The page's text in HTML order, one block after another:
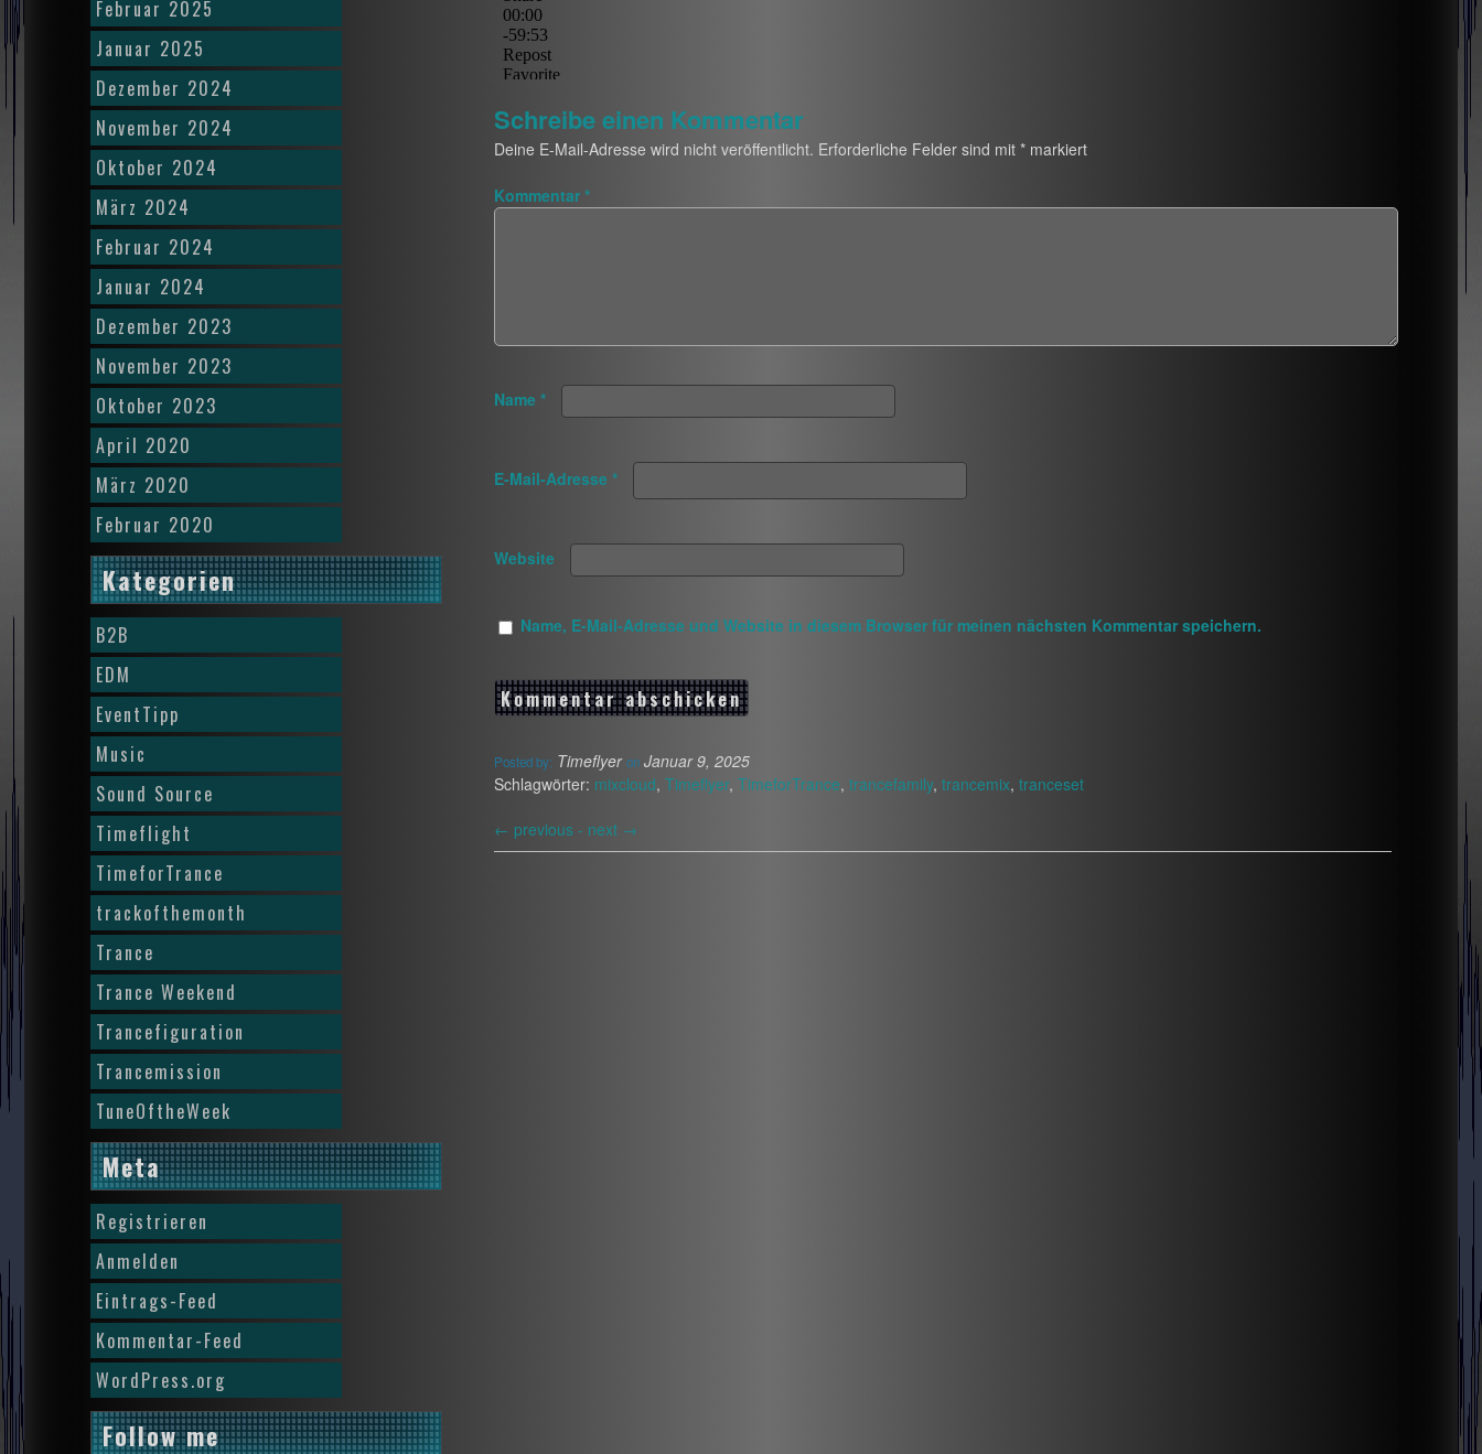
Schreibe einen Kommentar
Deine E-Mail-Adresse wird nicht veröffentlicht. Erforderliche Felder sind mit *markiert
Kommentar *
Name *
E-Mail-Adresse *
Website
Name, E-Mail-Adresse und Website in diesem Browser für meinen nächsten Kommentar speichern.
Posted by: Timeflyer on Januar 9, 2025
Schlagwörter: mixcloud, Timeflyer, TimeforTrance, trancefamily, trancemix, tranceset
← previous - next →
Februar 2025
Januar 2025
Dezember 2024
November 2024
Oktober 2024
März 2024
Februar 2024
Januar 2024
Dezember 2023
November 2023
Oktober 2023
April 2020
März 2020
Februar 2020
Kategorien
B2B
EDM
EventTipp
Music
Sound Source
Timeflight
TimeforTrance
trackofthemonth
Trance
Trance Weekend
Trancefiguration
Trancemission
TuneOftheWeek
Meta
Registrieren
Anmelden
Eintrags-Feed
Kommentar-Feed
WordPress.org
Follow me